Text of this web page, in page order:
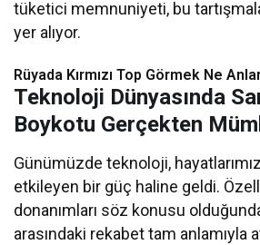
tüketici memnuniyeti, bu
yer alıyor.
Rüyada Kırmızı Top Görmek Ne
Teknoloji Dünyasında
Boykotu Gerçekten
Günümüzde teknoloji,
etkileyen bir güç haline geldi.
donanımları söz konusu
arasındaki rekabet tam anlamıyla